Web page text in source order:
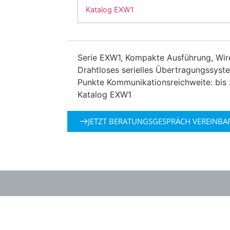
Katalog EXW1
Serie EXW1, Kompakte Ausführung,
Drahtloses serielles
Punkte Kommunikationsreichweite:
Katalog EXW1
JETZT BERATUNGSGESPRÄCH